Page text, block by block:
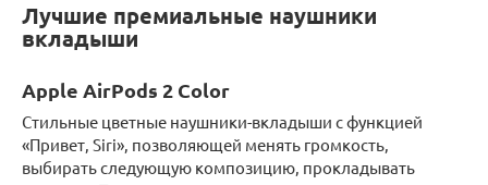
Лучшие премиальные наушники
вкладыши
Apple AirPods 2 Color
Стильные цветные наушники-вкладыши с функцией
«Привет, Siri», позволяющей менять громкость,
выбирать следующую композицию, прокладывать